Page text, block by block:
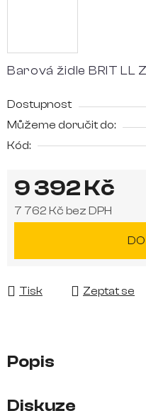
Barová židle BRIT LL
Dostupnost
Můžeme doručit do:
Kód:
9 392 Kč
7 762 Kč bez DPH
Tisk Zeptat se
Popis
Diskuze